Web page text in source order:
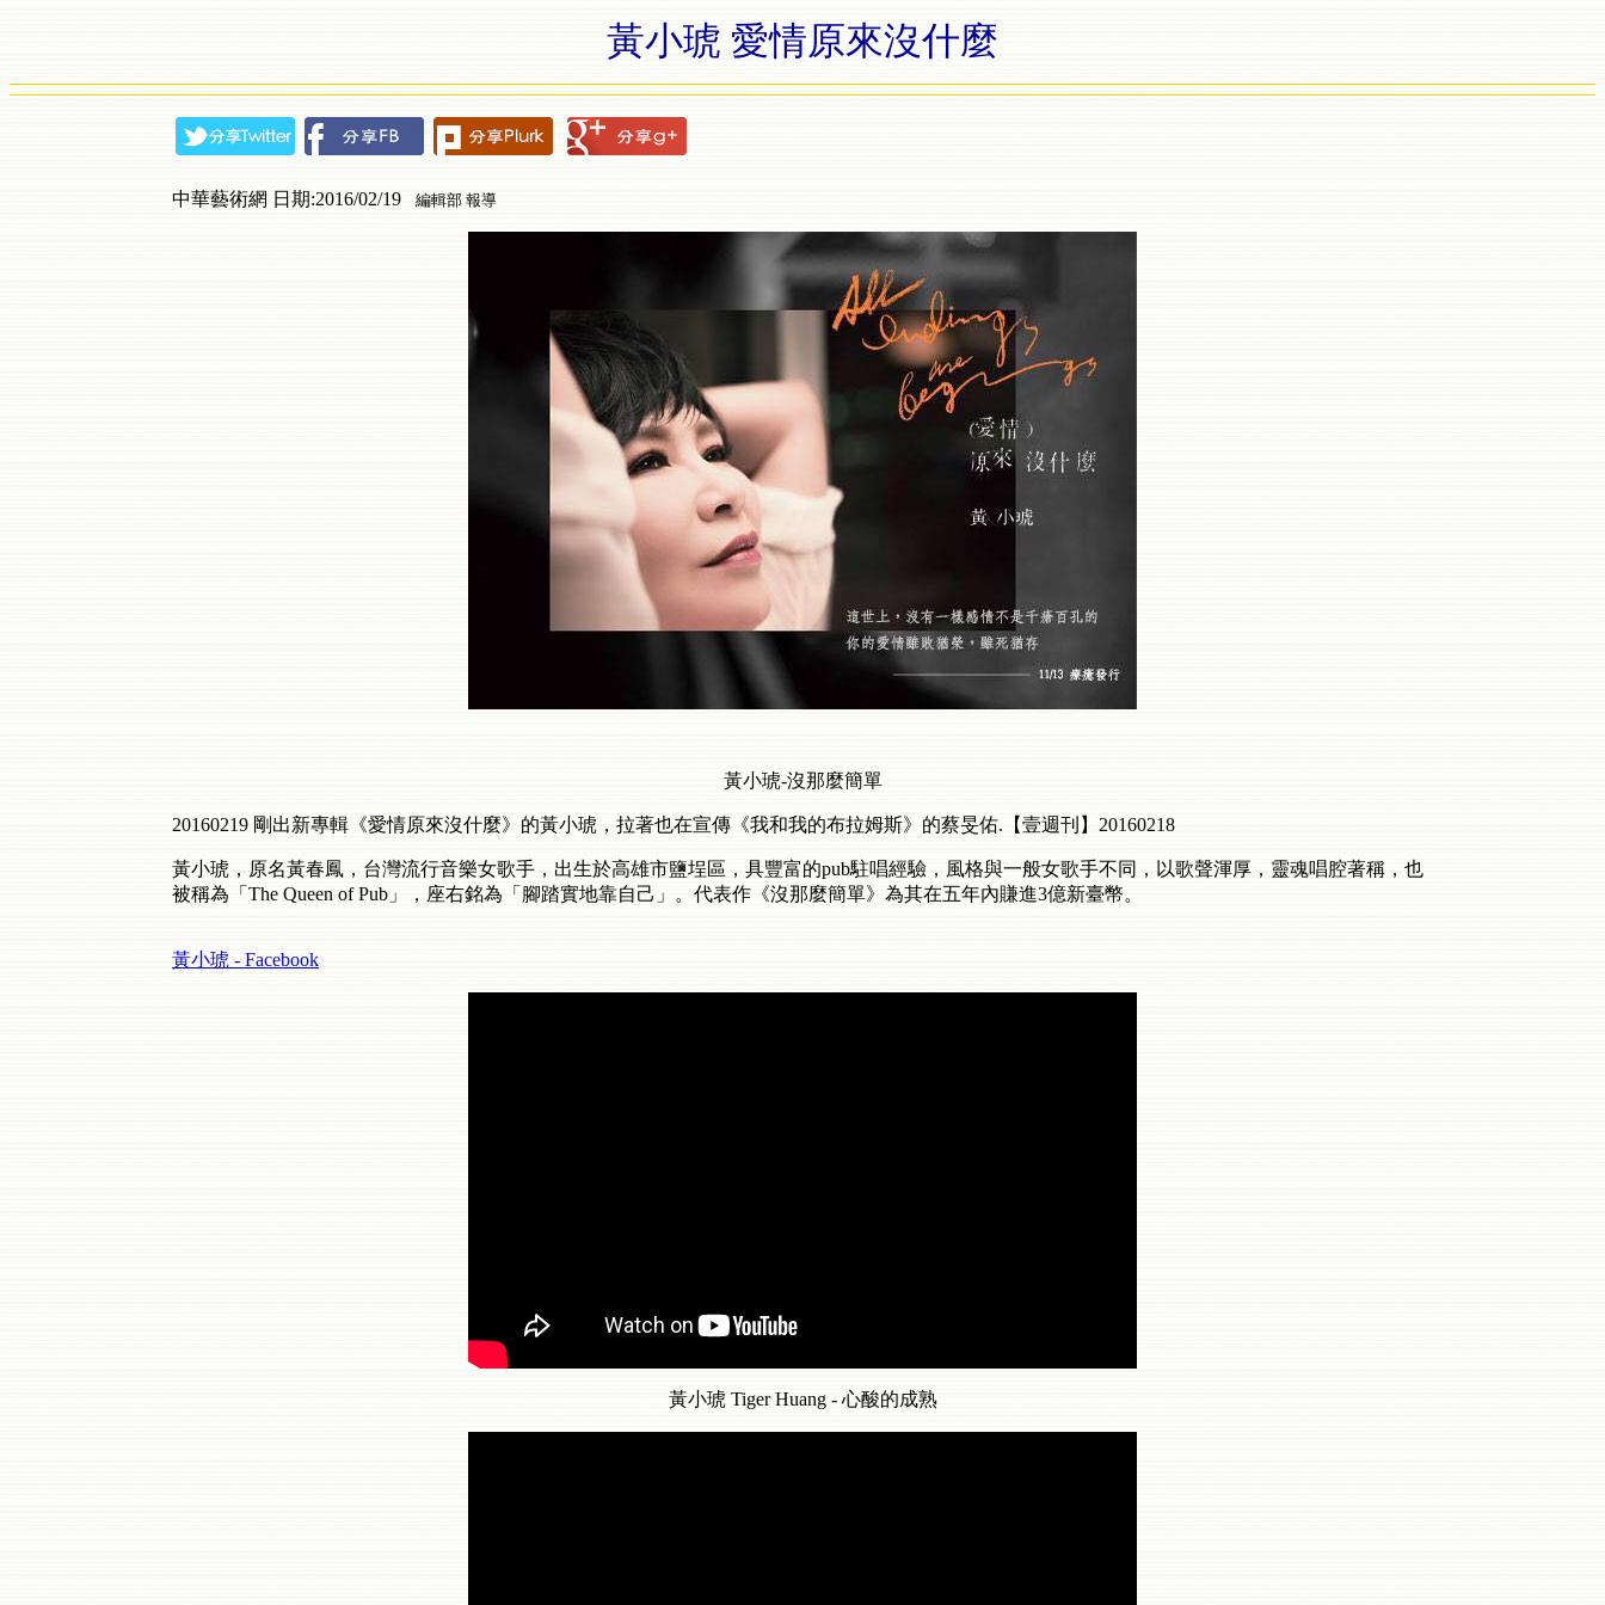
黃小琥 愛情原來沒什麼
中華藝術網 日期:2016/02/19 編輯部 報導
黃小琥-沒那麼簡單
20160219 剛出新專輯《愛情原來沒什麼》的黃小琥，拉著也在宣傳《我和我的布拉姆斯》的蔡旻佑.【壹週刊】20160218
黃小琥，原名黃春鳳，台灣流行音樂女歌手，出生於高雄市鹽埕區，具豐富的pub駐唱經驗，風格與一般女歌手不同，以歌聲渾厚，靈魂唱腔著稱，也
被稱為「The Queen of Pub」，座右銘為「腳踏實地靠自己」。代表作《沒那麼簡單》為其在五年內賺進3億新臺幣。
黃小琥 - Facebook
黃小琥 Tiger Huang - 心酸的成熟